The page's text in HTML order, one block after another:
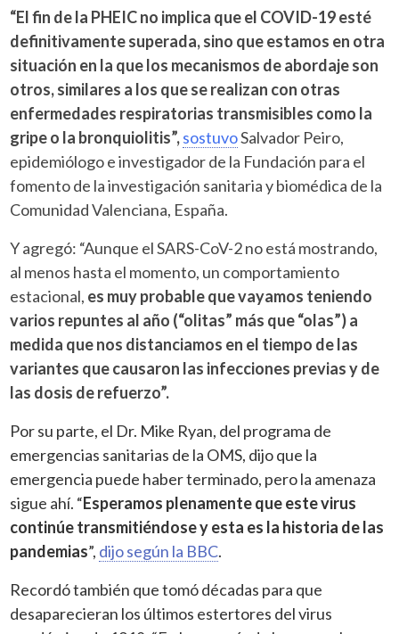
“El fin de la PHEIC no implica que el COVID-19 esté
definitivamente superada, sino que estamos en otra
situación en la que los mecanismos de abordaje son
otros, similares a los que se realizan con otras
enfermedades respiratorias transmisibles como la
gripe o la bronquiolitis”,sostuvoSalvador Peiro,
epidemiólogo e investigador de la Fundación para el
fomento de la investigación sanitaria y biomédica de la
Comunidad Valenciana, España.
Y agregó: “Aunque el SARS-CoV-2 no está mostrando,
al menos hasta el momento, un comportamiento
estacional, es muy probable que vayamos teniendo
varios repuntes al año (“olitas” más que “olas”) a
medida que nos distanciamos en el tiempo de las
variantes que causaron las infecciones previas y de
las dosis de refuerzo”.
Por su parte, el Dr. Mike Ryan, del programa de
emergencias sanitarias de la OMS, dijo que la
emergencia puede haber terminado, pero la amenaza
sigue ahí. “Esperamos plenamente que este virus
continúe transmitiéndose y esta es la historia de las
pandemias”, dijo según la BBC.
Recordó también que tomó décadas para que
desaparecieran los últimos estertores del virus